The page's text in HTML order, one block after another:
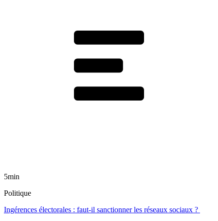
5min
Politique
Ingérences électorales : faut-il sanctionner les réseaux sociaux ?